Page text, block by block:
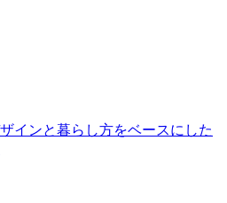
インと暮らし方をベースにした